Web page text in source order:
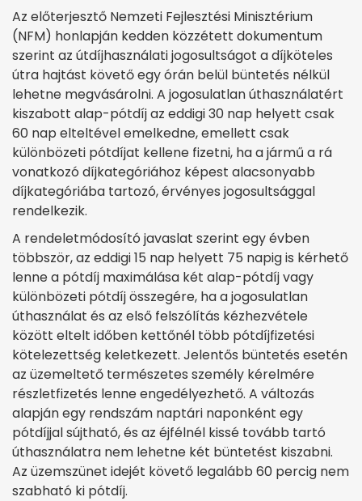
Az előterjesztő Nemzeti Fejlesztési Minisztérium
(NFM) honlapján kedden közzétett dokumentum
szerint az útdíjhasználati jogosultságot a díjköteles
útra hajtást követő egy órán belül büntetés nélkül
lehetne megvásárolni. A jogosulatlan úthasználatért
kiszabott alap-pótdíj az eddigi 30 nap helyett csak
60 nap elteltével emelkedne, emellett csak
különbözeti pótdíjat kellene fizetni, ha a jármű a rá
vonatkozó díjkategóriához képest alacsonyabb
díjkategóriába tartozó, érvényes jogosultsággal
rendelkezik.
A rendeletmódosító javaslat szerint egy évben
többször, az eddigi 15 nap helyett 75 napig is kérhető
lenne a pótdíj maximálása két alap-pótdíj vagy
különbözeti pótdíj összegére, ha a jogosulatlan
úthasználat és az első felszólítás kézhezvétele
között eltelt időben kettőnél több pótdíjfizetési
kötelezettség keletkezett. Jelentős büntetés esetén
az üzemeltető természetes személy kérelmére
részletfizetés lenne engedélyezhető. A változás
alapján egy rendszám naptári naponként egy
pótdíjjal sújtható, és az éjfélnél kissé tovább tartó
úthasználatra nem lehetne két büntetést kiszabni.
Az üzemszünet idejét követő legalább 60 percig nem
szabható ki pótdíj.